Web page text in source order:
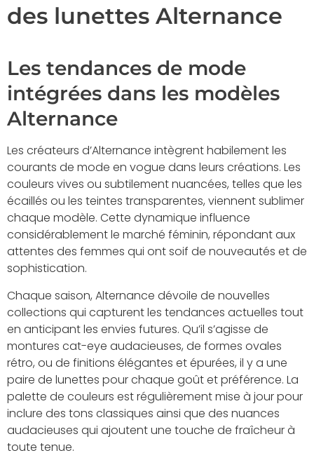
des lunettes Alternance
Les tendances de mode
intégrées dans les modèles
Alternance
Les créateurs d’Alternance intègrent habilement les
courants de mode en vogue dans leurs créations. Les
couleurs vives ou subtilement nuancées, telles que les
écaillés ou les teintes transparentes, viennent sublimer
chaque modèle. Cette dynamique influence
considérablement le marché féminin, répondant aux
attentes des femmes qui ont soif de nouveautés et de
sophistication.
Chaque saison, Alternance dévoile de nouvelles
collections qui capturent les tendances actuelles tout
en anticipant les envies futures. Qu’il s’agisse de
montures cat-eye audacieuses, de formes ovales
rétro, ou de finitions élégantes et épurées, il y a une
paire de lunettes pour chaque goût et préférence. La
palette de couleurs est régulièrement mise à jour pour
inclure des tons classiques ainsi que des nuances
audacieuses qui ajoutent une touche de fraîcheur à
toute tenue.